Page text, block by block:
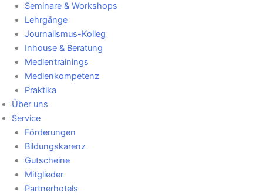
Seminare & Workshops
Lehrgänge
Journalismus-Kolleg
Inhouse & Beratung
Medientrainings
Medienkompetenz
Praktika
Über uns
Service
Förderungen
Bildungskarenz
Gutscheine
Mitglieder
Partnerhotels